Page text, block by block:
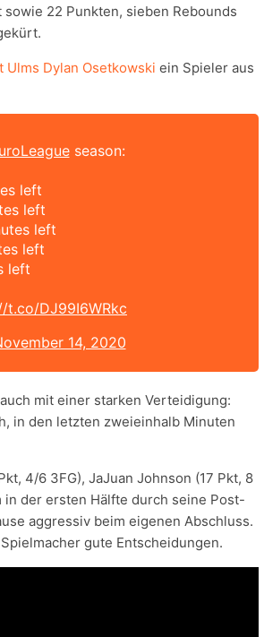
22 Punkten, sieben Rebounds
Ulms Dylan Osetkowski ein Spieler aus
season:
left
left
left
left
left
t.co/DJ99I6WRkc
14, 2020
mit einer starken Verteidigung:
in den letzten zweieinhalb Minuten
4/6 3FG), JaJuan Johnson (17 Pkt, 8
in der ersten Hälfte durch seine Post-
aggressiv beim eigenen Abschluss.
gute Entscheidungen.